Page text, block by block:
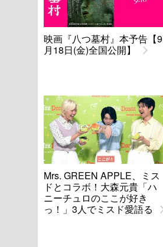
映画『八つ墓村』本予告【9
月18日(金)全国公開】
Mrs. GREEN APPLE、ミス
ドとコラボ！大森元貴「ハ
ニーチュロのここが好き
っ！」3人でミスド愛語る